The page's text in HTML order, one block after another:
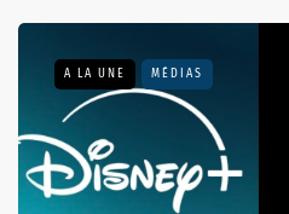
A LA UNE MÉDIAS